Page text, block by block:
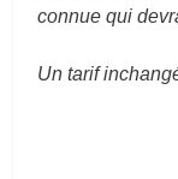
connue qui
Un tarif